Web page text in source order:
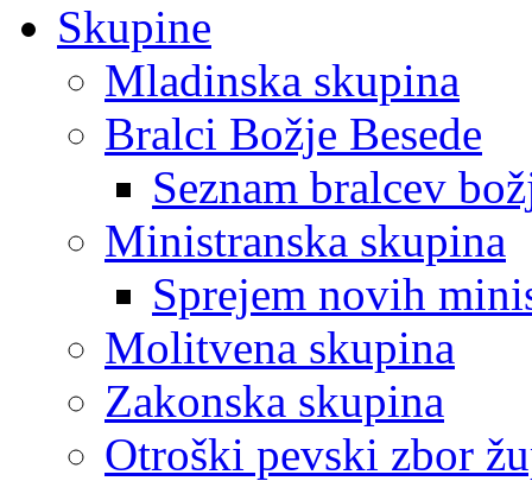
Skupine
Mladinska skupina
Bralci Božje Besede
Seznam bralcev
Ministranska skupina
Sprejem novih
Molitvena skupina
Zakonska skupina
Otroški pevski zbor